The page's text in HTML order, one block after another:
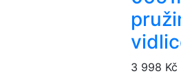
3 998 Kč